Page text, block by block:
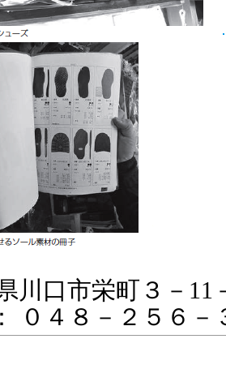
川口市栄町３－11
０４８－２５６－